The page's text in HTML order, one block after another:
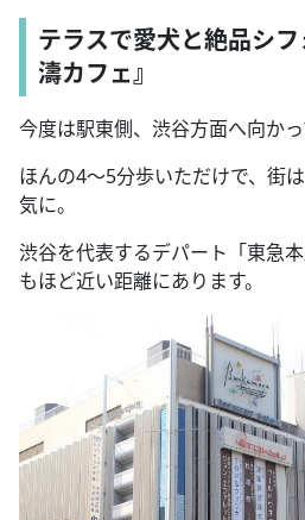
テラスで愛犬と絶品シ
濤カフェ』
今度は駅東側、渋谷方面へ向かっ
ほんの4～5分歩いただけで、街
気に。
渋谷を代表するデパート「東急
もほど近い距離にあります。